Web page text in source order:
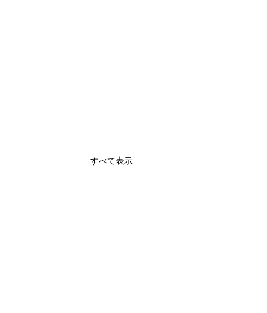
すべて表示